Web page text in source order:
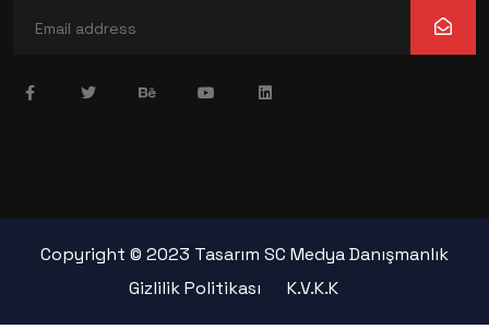
Copyright © 2023 Tasarım SC Medya Danışmanlık
Gizlilik Politikası
K.V.K.K